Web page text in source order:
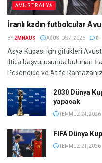
AVUSTRALYA
İranlı kadın futbolcular
BY ZMNAUS AĞUSTOS 7, 2026 0
Asya Kupası için gittikleri
iltica başvurusunda bulunan
Pesendide ve Atife
2030 Dünya
yapacak
TEMMUZ 24, 2026
FIFA Dünya
TEMMUZ 21, 2026